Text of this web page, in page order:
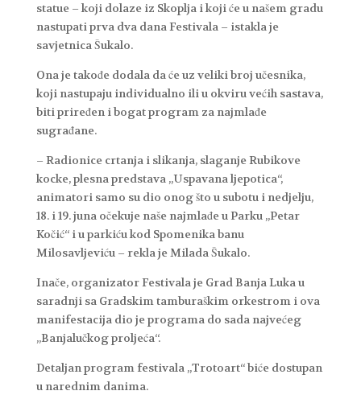
statue – koji dolaze iz Skoplja i koji će u našem gradu
nastupati prva dva dana Festivala – istakla je
savjetnica Šukalo.
Ona je takođe dodala da će uz veliki broj učesnika,
koji nastupaju individualno ili u okviru većih sastava,
biti priređen i bogat program za najmlađe
sugrađane.
– Radionice crtanja i slikanja, slaganje Rubikove
kocke, plesna predstava „Uspavana ljepotica“,
animatori samo su dio onog što u subotu i nedjelju,
18. i 19. juna očekuje naše najmlađe u Parku „Petar
Kočić“ i u parkiću kod Spomenika banu
Milosavljeviću – rekla je Milada Šukalo.
Inače, organizator Festivala je Grad Banja Luka u
saradnji sa Gradskim tamburaškim orkestrom i ova
manifestacija dio je programa do sada najvećeg
„Banjalučkog proljeća“.
Detaljan program festivala „Trotoart“ biće dostupan
u narednim danima.